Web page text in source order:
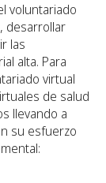
voluntariado
desarrollar
las
alta. Para
virtual
de salud
llevando a
su esfuerzo